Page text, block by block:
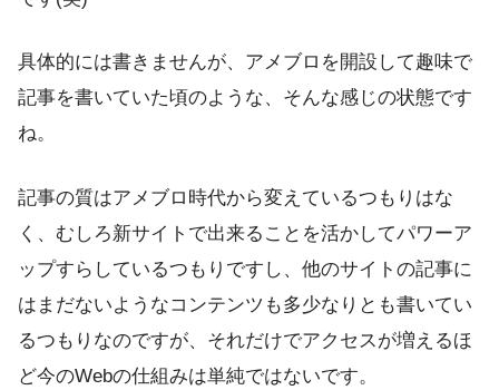
具体的には書きませんが、アメブロを開設して趣味で
記事を書いていた頃のような、そんな感じの状態です
ね。
記事の質はアメブロ時代から変えているつもりはな
く、むしろ新サイトで出来ることを活かしてパワーア
ップすらしているつもりですし、他のサイトの記事に
はまだないようなコンテンツも多少なりとも書いてい
るつもりなのですが、それだけでアクセスが増えるほ
ど今のWebの仕組みは単純ではないです。